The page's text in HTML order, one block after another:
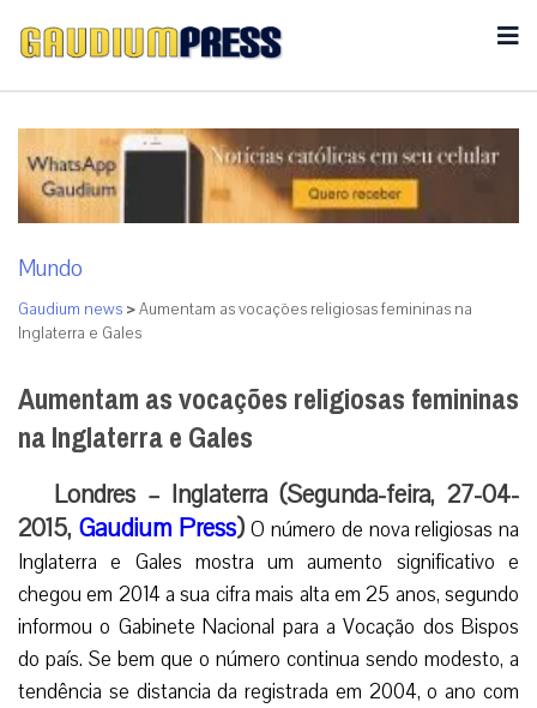
Mundo
Gaudium news >Aumentam as vocações religiosas femininas na
Inglaterra e Gales
Aumentam as vocações religiosas femininas
na Inglaterra e Gales
Londres – Inglaterra (Segunda-feira, 27-04-
2015, Gaudium Press)O número de nova religiosas na
Inglaterra e Gales mostra um aumento significativo e
chegou em 2014 a sua cifra mais alta em 25 anos, segundo
informou o Gabinete Nacional para a Vocação dos Bispos
do país. Se bem que o número continua sendo modesto, a
tendência se distancia da registrada em 2004, o ano com